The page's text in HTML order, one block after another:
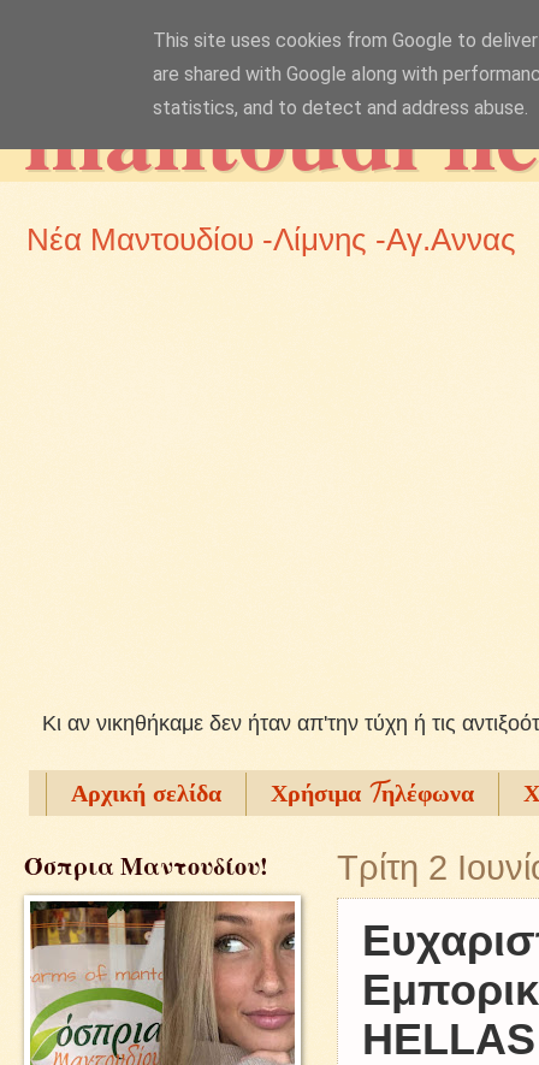
mantoudi
Νέα Μαντουδίου -Λίμνης -Αγ.Αννας
Kι αν νικηθήκαμε δεν ήταν απ'την τύχη ή τις
Αρχική σελίδα Χρήσιμα Tηλέφωνα
Τρίτη 2
Όσπρια Μαντουδίου!
This site uses cookies from Google to
are shared with Google along with
statistics, and to detect and address abuse.